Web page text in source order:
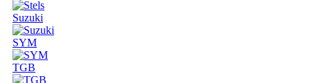
Suzuki
SYM
TGB